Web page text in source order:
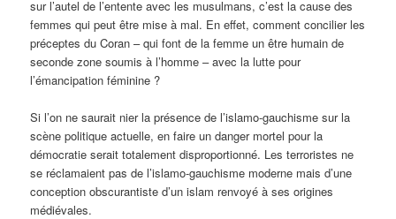
sur l’autel de l’entente avec les musulmans, c’est la cause des
femmes qui peut être mise à mal. En effet, comment concilier les
préceptes du Coran – qui font de la femme un être humain de
seconde zone soumis à l’homme ­– avec la lutte pour
l’émancipation féminine ?
Si l’on ne saurait nier la présence de l’islamo-gauchisme sur la
scène politique actuelle, en faire un danger mortel pour la
démocratie serait totalement disproportionné. Les terroristes ne
se réclamaient pas de l’islamo-gauchisme moderne mais d’une
conception obscurantiste d’un islam renvoyé à ses origines
médiévales.